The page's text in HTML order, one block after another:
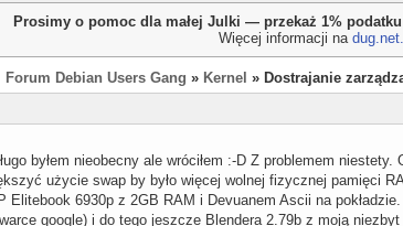
Prosimy o pomoc dla małej Julki — przekaż 1%
Więcej informacji na
Forum Debian Users Gang » Kernel » Dostrajanie
byłem nieobecny ale wróciłem :-D Z problemem
użycie swap by było więcej wolnej fizycznej pamięci
Elitebook 6930p z 2GB RAM i Devuanem Ascii na
google) i do tego jeszcze Blendera 2.79b z moją